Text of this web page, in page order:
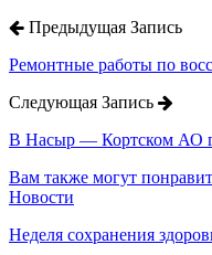
Предыдущая Запись
Ремонтные работы по
Следующая Запись
В Насыр — Кортском АО г.
Вам также могут
Новости
Неделя сохранения